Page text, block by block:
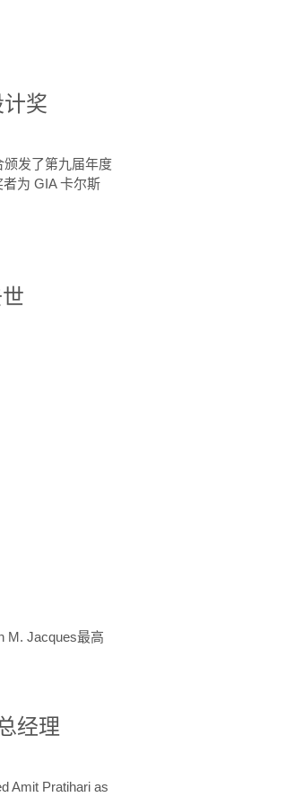
奖
颁发了第九届年度
为 GIA 卡尔斯
M. Jacques最高
经理
Amit Pratihari as